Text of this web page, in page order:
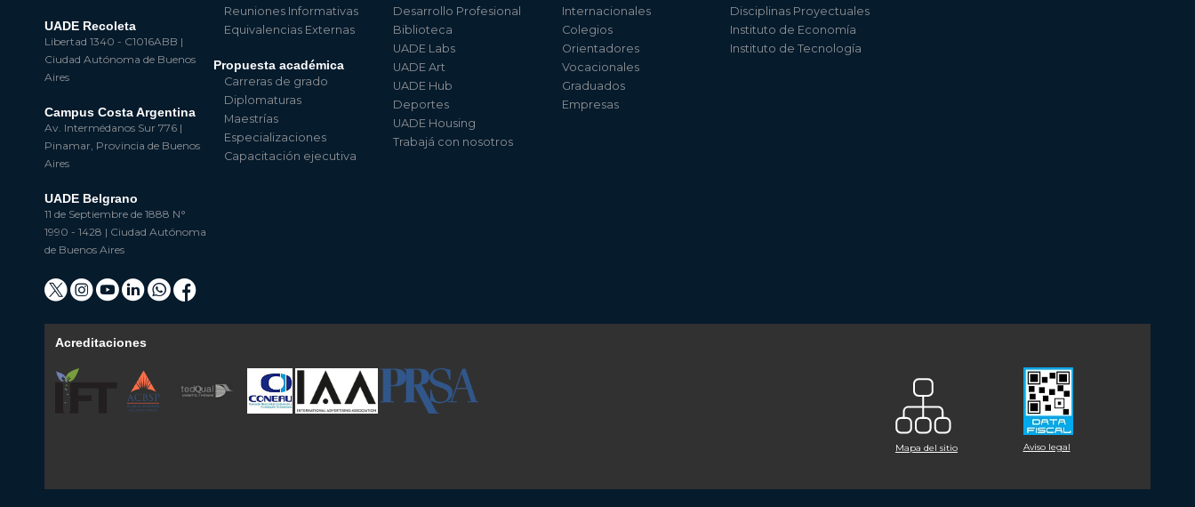
UADE Recoleta
Libertad 1340 - C1016ABB |
Ciudad Autónoma de Buenos
Aires
Campus Costa Argentina
Av. Intermédanos Sur 776 |
Pinamar, Provincia de Buenos
Aires
UADE Belgrano
11 de Septiembre de 1888 N°
1990 - 1428 | Ciudad Autónoma
de Buenos Aires
Reuniones Informativas
Equivalencias Externas
Propuesta académica
Carreras de grado
Diplomaturas
Maestrías
Especializaciones
Capacitación ejecutiva
Desarrollo Profesional
Biblioteca
UADE Labs
UADE Art
UADE Hub
Deportes
UADE Housing
Trabajá con nosotros
Internacionales
Colegios
Orientadores
Vocacionales
Graduados
Empresas
Disciplinas Proyectuales
Instituto de Economía
Instituto de Tecnología
Acreditaciones
Mapa del sitio Aviso legal